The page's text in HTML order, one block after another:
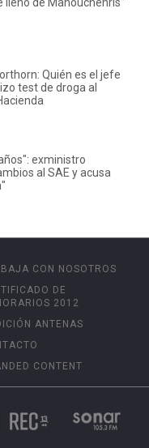
Quién es el jefe
test de droga al
exministro
al SAE y acusa
CON NOSOTROS
DE
2012
ANTENAS
CONTENT